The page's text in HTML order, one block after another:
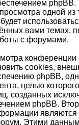
phpBB.
одной
вами темах,
с форумами.
cookies,
phpBB,
целью
созданных
phpBB.
Этими